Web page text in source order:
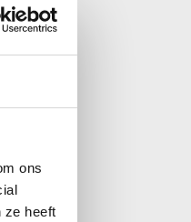
ons
ze heeft